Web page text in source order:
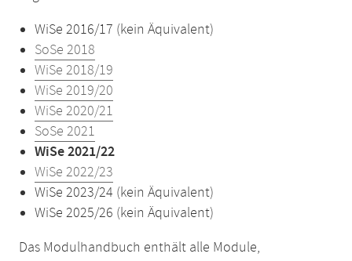
WiSe 2016/17 (kein Äquivalent)
SoSe 2018
WiSe 2018/19
WiSe 2019/20
WiSe 2020/21
SoSe 2021
WiSe 2021/22
WiSe 2022/23
WiSe 2023/24 (kein Äquivalent)
WiSe 2025/26 (kein Äquivalent)
Das Modulhandbuch enthält alle Module,